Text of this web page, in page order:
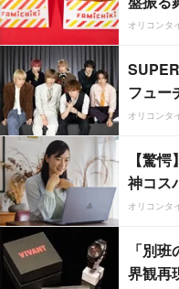
オリコンタ
フュー
オリコンタ
【驚
神コス
オリコンタ
「別
界観再